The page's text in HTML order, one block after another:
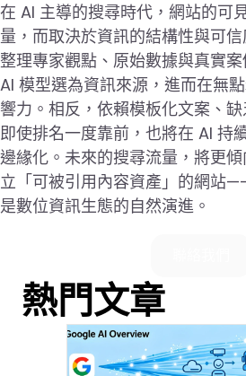
在 AI 主導的搜尋時代，網站的可
量，而取決於資訊的結構性與可
整理專家觀點、原始數據與真實
AI 模型選為資訊來源，進而在無
響力。相反，依賴模板化文案、缺
即使排名一度靠前，也將在 AI 持
邊緣化。未來的搜尋流量，將更
立「可被引用內容資產」的網站
是數位資訊生態的自然演進。
熱門文章